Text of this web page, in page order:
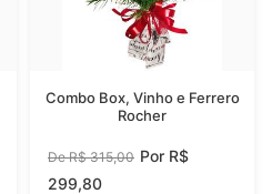
Combo Box, Vinho e Ferrero
Rocher
De R$ 315,00 Por R$
299,80